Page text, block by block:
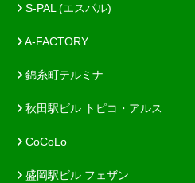
S-PAL (エスパル)
A-FACTORY
錦糸町テルミナ
秋田駅ビル トピコ・アルス
CoCoLo
盛岡駅ビル フェザン